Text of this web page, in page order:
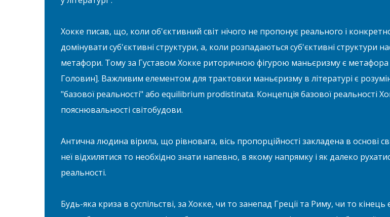
Хокке писав, що, коли об'єктивний світ нічого не пропонує реального і
домінувати суб'єктивні структури, а, коли розпадаються суб'єктивні структури
метафори. Тому за Густавом Хокке риторичною фігурою маньєризму є метафора
Головин]. Важливим елементом для трактовки маньєризму в літературі є
"базової реальності" або equilibrium prodistinata. Концепція базової реальності
пояснювальності світобудови.
Антична людина вірила, що рівновага, вісь пропорційності закладена в основі
неї відхилятися то необхідно знати напевно, в якому напрямку і як далеко
реальності.
Будь-яка криза в суспільстві, за Хокке, чи то занепад Греції та Риму, чи то кінець